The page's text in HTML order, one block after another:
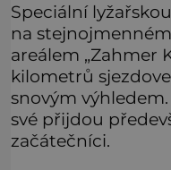
Speciální
na
areálem „Zahmer
kilometrů
snovým
své přijdou
začátečníci.